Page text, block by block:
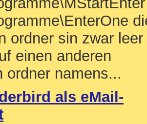
ordner sin zwar leer
einen anderen
ordner namens...
als eMail-